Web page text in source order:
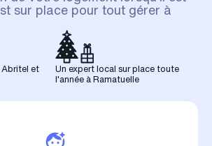
sur place pour tout gérer à
Abritel et
Un expert local sur place toute
l'année à Ramatuelle